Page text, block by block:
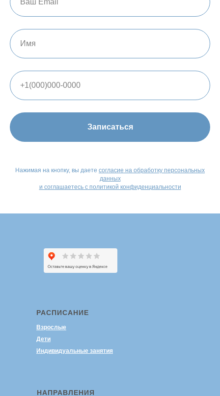
Записаться
Нажимая на кнопку, вы даете согласие на обработку персональных
данных
и соглашаетесь c политикой конфиденциальности
РАСПИСАНИЕ
НАПРАВЛЕНИЯ
Взрослые
Дети
Индивидуальные занятия